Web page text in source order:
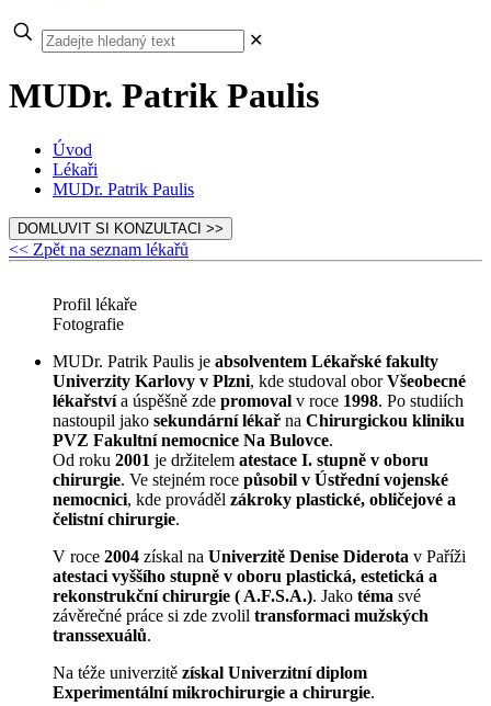
✕
MUDr. Patrik Paulis
Úvod
Lékaři
MUDr. Patrik Paulis
DOMLUVIT SI KONZULTACI >>
<< Zpět na seznam lékařů
Profil lékaře
Fotografie
MUDr. Patrik Paulis je absolventem Lékařské fakulty
Univerzity Karlovy v Plzni, kde studoval oborVšeobecné
lékařstvía úspěšně zde promoval v roce 1998. Po studiích
nastoupil jako sekundární lékař na Chirurgickou kliniku
PVZ Fakultní nemocnice Na Bulovce.
Od roku 2001 je držitelem atestace I. stupně v oboru
chirurgie. Ve stejném roce působil v Ústřední vojenské
nemocnici, kde prováděl zákroky plastické, obličejové a
čelistní chirurgie.
V roce 2004 získal na Univerzitě Denise Diderota v Paříži
atestaci vyššího stupně v oboru plastická, estetická a
rekonstrukční chirurgie ( A.F.S.A.). Jako téma své
závěrečné práce si zde zvolil transformaci mužských
transsexuálů.
Na téže univerzitě získal Univerzitní diplom
Experimentální mikrochirurgie a chirurgie.